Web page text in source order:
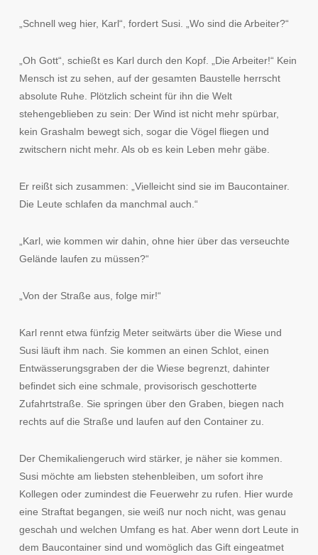
„Schnell weg hier, Karl“, fordert Susi. „Wo sind die Arbeiter?“
„Oh Gott“, schießt es Karl durch den Kopf. „Die Arbeiter!“ Kein
Mensch ist zu sehen, auf der gesamten Baustelle herrscht
absolute Ruhe. Plötzlich scheint für ihn die Welt
stehengeblieben zu sein: Der Wind ist nicht mehr spürbar,
kein Grashalm bewegt sich, sogar die Vögel fliegen und
zwitschern nicht mehr. Als ob es kein Leben mehr gäbe.
Er reißt sich zusammen: „Vielleicht sind sie im Baucontainer.
Die Leute schlafen da manchmal auch.“
„Karl, wie kommen wir dahin, ohne hier über das verseuchte
Gelände laufen zu müssen?“
„Von der Straße aus, folge mir!“
Karl rennt etwa fünfzig Meter seitwärts über die Wiese und
Susi läuft ihm nach. Sie kommen an einen Schlot, einen
Entwässerungsgraben der die Wiese begrenzt, dahinter
befindet sich eine schmale, provisorisch geschotterte
Zufahrtstraße. Sie springen über den Graben, biegen nach
rechts auf die Straße und laufen auf den Container zu.
Der Chemikaliengeruch wird stärker, je näher sie kommen.
Susi möchte am liebsten stehenbleiben, um sofort ihre
Kollegen oder zumindest die Feuerwehr zu rufen. Hier wurde
eine Straftat begangen, sie weiß nur noch nicht, was genau
geschah und welchen Umfang es hat. Aber wenn dort Leute in
dem Baucontainer sind und womöglich das Gift eingeatmet